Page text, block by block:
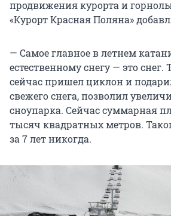
продвижения курорта и
«Курорт Красная Поляна»
— Самое главное в летнем
естественному снегу — это снег.
сейчас пришел циклон и
свежего снега, позволил
сноупарка. Сейчас суммарная
тысяч квадратных метров.
за 7 лет никогда.